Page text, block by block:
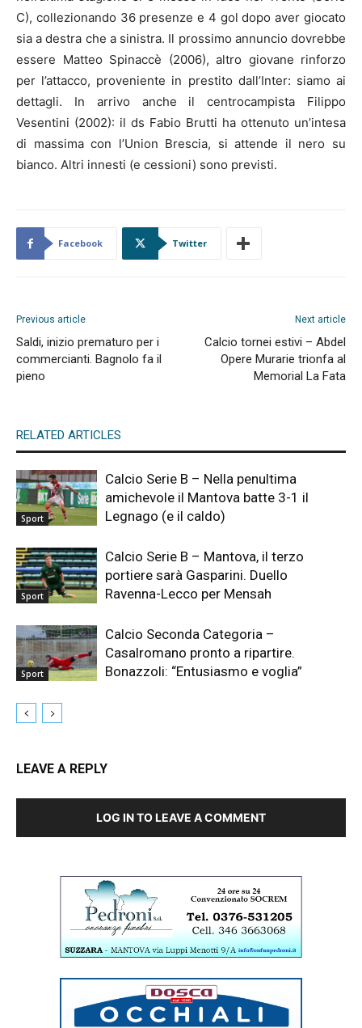
C), collezionando 36 presenze e 4 gol dopo aver giocato
sia a destra che a sinistra. Il prossimo annuncio dovrebbe
essere Matteo Spinaccè (2006), altro giovane rinforzo
per l’attacco, proveniente in prestito dall’Inter: siamo ai
dettagli. In arrivo anche il centrocampista Filippo
Vesentini (2002): il ds Fabio Brutti ha ottenuto un’intesa
di massima con l’Union Brescia, si attende il nero su
bianco. Altri innesti (e cessioni) sono previsti.
Facebook Twitter
Previous article
Saldi, inizio prematuro per i
commercianti. Bagnolo fa il
pieno
Next article
Calcio tornei estivi – Abdel
Opere Murarie trionfa al
Memorial La Fata
RELATED ARTICLES
Sport
Calcio Serie B – Nella penultima
amichevole il Mantova batte 3-1 il
Legnago (e il caldo)
Sport
Calcio Serie B – Mantova, il terzo
portiere sarà Gasparini. Duello
Ravenna-Lecco per Mensah
Sport
Calcio Seconda Categoria –
Casalromano pronto a ripartire.
Bonazzoli: “Entusiasmo e voglia”
LEAVE A REPLY
LOG IN TO LEAVE A COMMENT